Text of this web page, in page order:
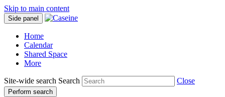
Skip to main content
Side panel
Home
Calendar
Shared Space
More
Site-wide search Search Close
Perform search